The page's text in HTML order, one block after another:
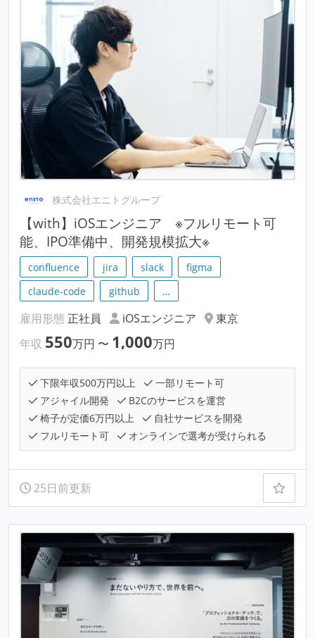
株式会社エニトグループ
【with】iOSエンジニア ※フルリモート可
能、IPO準備中、開発規模拡大※
confluence jira slack
figma
claude-code
github …
雇用形態 正社員 iOSエンジニア
東京
年収 550万円 〜 1,000万円
下限年収500万円以上
一部リモート可
アジャイル開発
B2Cのサービスを運営
椅子が定価6万円以上
自社サービスを開発
フルリモート可
オンラインで選考が受けられる
25日前更新